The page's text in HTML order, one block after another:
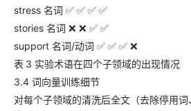
stress 名词 ✅ ✅ ✅ ✅
stories 名词 ❌ ❌ ✅ ✅
support 名词/动词 ✅ ✅ ✅ ❌
表 3 实验术语在四个子领域的出现情况
3.4 词向量训练细节
对每个子领域的清洗后全文（去除停用